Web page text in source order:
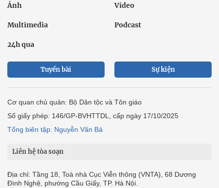
Ảnh Video
Multimedia Podcast
24h qua
Tuyến bài Sự kiện
Cơ quan chủ quản: Bộ Dân tộc và Tôn giáo
Số giấy phép: 146/GP-BVHTTDL, cấp ngày 17/10/2025
Tổng biên tập: Nguyễn Văn Bá
Liên hệ tòa soạn
Địa chỉ: Tầng 18, Toà nhà Cục Viễn thông (VNTA), 68 Dương
Đình Nghệ, phường Cầu Giấy, TP. Hà Nội.